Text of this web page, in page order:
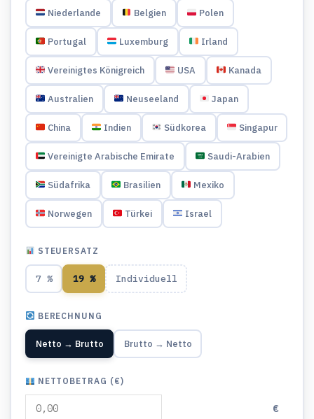
Niederlande Belgien Polen
Portugal Luxemburg Irland
Vereinigtes Königreich USA Kanada
Australien Neuseeland Japan
China Indien Südkorea Singapur
Vereinigte Arabische Emirate Saudi-Arabien
Südafrika Brasilien Mexiko
Norwegen Türkei Israel
STEUERSATZ
7 % 19 % Individuell
BERECHNUNG
Netto → Brutto Brutto → Netto
NETTOBETRAG (€)
€